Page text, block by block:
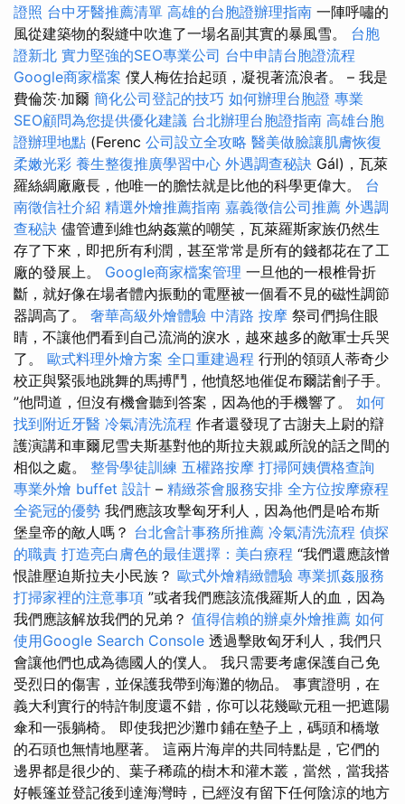
證照 台中牙醫推薦清單 高雄的台胞證辦理指南 一陣呼嘯的
風從建築物的裂縫中吹進了一場名副其實的暴風雪。 台胞
證新北 實力堅強的SEO專業公司 台中申請台胞證流程
Google商家檔案 僕人梅佐抬起頭，凝視著流浪者。 – 我是
費倫茨‧加爾 簡化公司登記的技巧 如何辦理台胞證 專業
SEO顧問為您提供優化建議 台北辦理台胞證指南 高雄台胞
證辦理地點 (Ferenc 公司設立全攻略 醫美做臉讓肌膚恢復
柔嫩光彩 養生整復推廣學習中心 外遇調查秘訣 Gál)，瓦萊
羅絲綢廠廠長，他唯一的膽怯就是比他的科學更偉大。 台
南徵信社介紹 精選外燴推薦指南 嘉義徵信公司推薦 外遇調
查秘訣 儘管遭到維也納姦黨的嘲笑，瓦萊羅斯家族仍然生
存了下來，即把所有利潤，甚至常常是所有的錢都花在了工
廠的發展上。 Google商家檔案管理 一旦他的一根椎骨折
斷，就好像在場者體內振動的電壓被一個看不見的磁性調節
器調高了。 奢華高級外燴體驗 中清路 按摩 祭司們摀住眼
睛，不讓他們看到自己流淌的淚水，越來越多的敵軍士兵哭
了。 歐式料理外燴方案 全口重建過程 行刑的領頭人蒂奇少
校正與緊張地跳舞的馬搏鬥，他憤怒地催促布爾諾劊子手。
”他問道，但沒有機會聽到答案，因為他的手機響了。 如何
找到附近牙醫 冷氣清洗流程 作者還發現了古謝夫上尉的辯
護演講和車爾尼雪夫斯基對他的斯拉夫親戚所說的話之間的
相似之處。 整骨學徒訓練 五權路按摩 打掃阿姨價格查詢
專業外燴 buffet 設計 – 精緻茶會服務安排 全方位按摩療程
全瓷冠的優勢 我們應該攻擊匈牙利人，因為他們是哈布斯
堡皇帝的敵人嗎？ 台北會計事務所推薦 冷氣清洗流程 偵探
的職責 打造亮白膚色的最佳選擇：美白療程 “我們還應該憎
恨誰壓迫斯拉夫小民族？ 歐式外燴精緻體驗 專業抓姦服務
打掃家裡的注意事項 ”或者我們應該流俄羅斯人的血，因為
我們應該解放我們的兄弟？ 值得信賴的辦桌外燴推薦 如何
使用Google Search Console 透過擊敗匈牙利人，我們只
會讓他們也成為德國人的僕人。 我只需要考慮保護自己免
受烈日的傷害，並保護我帶到海灘的物品。 事實證明，在
義大利實行的特許制度還不錯，你可以花幾歐元租一把遮陽
傘和一張躺椅。 即使我把沙灘巾鋪在墊子上，碼頭和橋墩
的石頭也無情地壓著。 這兩片海岸的共同特點是，它們的
邊界都是很少的、葉子稀疏的樹木和灌木叢，當然，當我搭
好帳篷並登記後到達海灣時，已經沒有留下任何陰涼的地方